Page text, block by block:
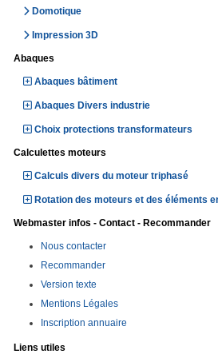
Domotique
Impression 3D
Abaques
Abaques bâtiment
Abaques Divers industrie
Choix protections transformateurs
Calculettes moteurs
Calculs divers du moteur triphasé
Rotation des moteurs et des éléments
Webmaster infos - Contact - Recommander
Nous contacter
Recommander
Version texte
Mentions Légales
Inscription annuaire
Liens utiles